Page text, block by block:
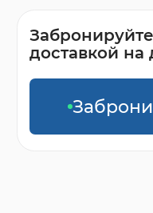
доставкой на